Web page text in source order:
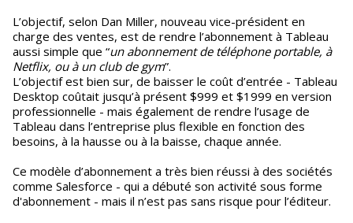
L’objectif, selon Dan Miller, nouveau vice-président en
charge des ventes, est de rendre l’abonnement à Tableau
aussi simple que “un abonnement de téléphone portable, à
Netflix, ou à un club de gym”.
L’objectif est bien sur, de baisser le coût d’entrée - Tableau
Desktop coûtait jusqu’à présent $999 et $1999 en version
professionnelle - mais également de rendre l’usage de
Tableau dans l’entreprise plus flexible en fonction des
besoins, à la hausse ou à la baisse, chaque année.
Ce modèle d’abonnement a très bien réussi à des sociétés
comme Salesforce - qui a débuté son activité sous forme
d'abonnement - mais il n’est pas sans risque pour l’éditeur.